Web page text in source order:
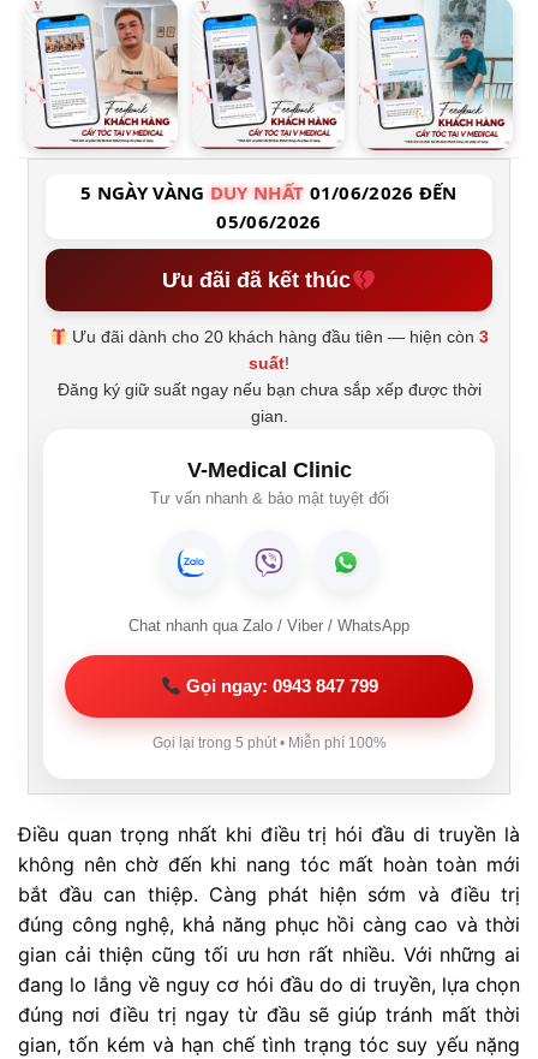
5 NGÀY VÀNG DUY NHẤT 01/06/2026 ĐẾN
05/06/2026
Ưu đãi đã kết thúc
Ưu đãi dành cho 20 khách hàng đầu tiên — hiện còn3
suất!
Đăng ký giữ suất ngay nếu bạn chưa sắp xếp được thời
gian.
V-Medical Clinic
Tư vấn nhanh & bảo mật tuyệt đối
Chat nhanh qua Zalo / Viber / WhatsApp
Gọi ngay: 0943 847 799
Gọi lại trong 5 phút • Miễn phí 100%
Điều quan trọng nhất khi điều trị hói đầu di truyền là
không nên chờ đến khi nang tóc mất hoàn toàn mới
bắt đầu can thiệp. Càng phát hiện sớm và điều trị
đúng công nghệ, khả năng phục hồi càng cao và thời
gian cải thiện cũng tối ưu hơn rất nhiều. Với những ai
đang lo lắng về nguy cơ hói đầu do di truyền, lựa chọn
đúng nơi điều trị ngay từ đầu sẽ giúp tránh mất thời
gian, tốn kém và hạn chế tình trạng tóc suy yếu nặng